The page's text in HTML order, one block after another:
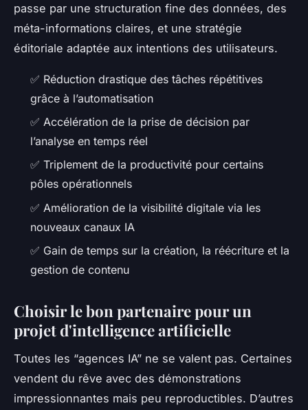
passe par une structuration fine des données, des
méta-informations claires, et une stratégie
éditoriale adaptée aux intentions des utilisateurs.
✅ Réduction drastique des tâches répétitives
grâce à l’automatisation
✅ Accélération de la prise de décision par
l’analyse en temps réel
✅ Triplement de la productivité pour certains
pôles opérationnels
✅ Amélioration de la visibilité digitale via les
nouveaux canaux IA
✅ Gain de temps sur la création, la réécriture et la
gestion de contenu
Choisir le bon partenaire pour un
projet d'intelligence artificielle
Toutes les “agences IA” ne se valent pas. Certaines
vendent du rêve avec des démonstrations
impressionnantes mais peu reproductibles. D’autres